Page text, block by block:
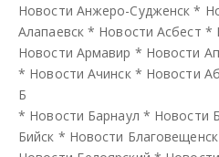
Новости Анжеро-Судженск *
Алапаевск* Новости Асбест *
Новости Армавир * Новости
* Новости Ачинск* Новости
Б
* Новости Барнаул * Новости
Бийск * Новости Благовещенск